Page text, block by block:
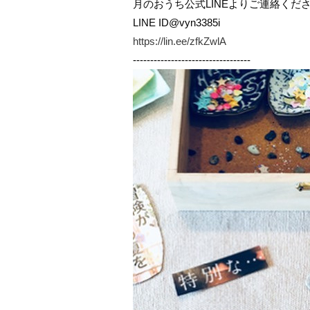
月のおうち公式LINEよりご連絡くだ
LINE ID@vyn3385i
https://lin.ee/zfkZwlA
----------------------------------